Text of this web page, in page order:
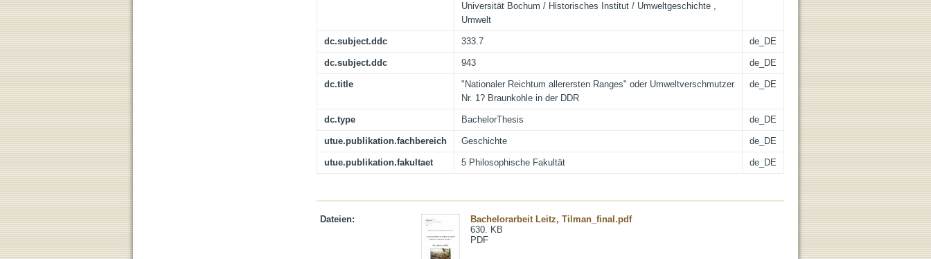
Universität Bochum / Historisches Institut / Umweltgeschichte ,
Umwelt
dc.subject.ddc 333.7 de_DE
dc.subject.ddc 943 de_DE
dc.title
"Nationaler Reichtum allerersten Ranges" oder Umweltverschmutzer
Nr. 1? Braunkohle in der DDR
de_DE
dc.type BachelorThesis de_DE
utue.publikation.fachbereich Geschichte de_DE
utue.publikation.fakultaet 5 Philosophische Fakultät de_DE
Dateien:
Bachelorarbeit Leitz, Tilman_final.pdf
630. KB
PDF